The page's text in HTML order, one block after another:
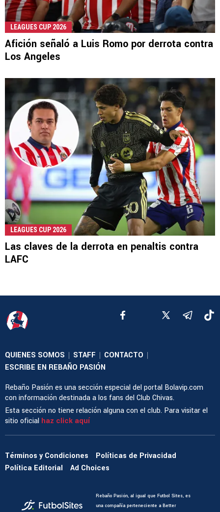
LEAGUES CUP 2026
Afición señaló a Luis Romo por derrota contra
Los Angeles
LEAGUES CUP 2026
Las claves de la derrota en penaltis contra
LAFC
QUIENES SOMOS | STAFF | CONTACTO |
ESCRIBE EN REBAÑO PASIÓN
Rebaño Pasión es una sección especial del portal Bolavip.com
con información destinada a los fans del Club Chivas.
Esta sección no tiene relación alguna con el club. Para visitar el
sitio oficial haz click aquí
Términos y Condiciones
Políticas de Privacidad
Política Editorial
Ad Choices
Rebaño Pasión, al igual que Futbol Sites, es
una compañía perteneciente a Better